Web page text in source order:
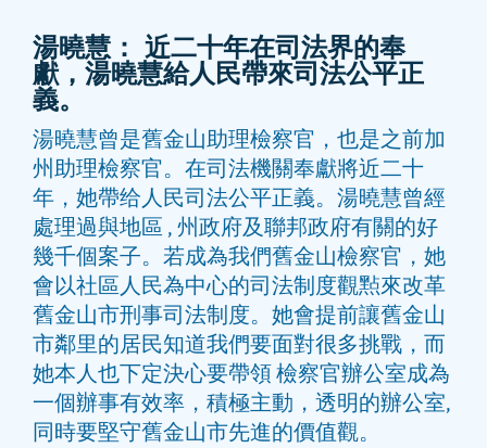
湯曉慧： 近二十年在司法界的奉
獻，湯曉慧給人民帶來司法公平正
義。
湯曉慧曾是舊金山助理檢察官，也是之前加
州助理檢察官。在司法機關奉獻將近二十
年，她帶给人民司法公平正義。湯曉慧曾經
處理過與地區 , 州政府及聯邦政府有關的好
幾千個案子。若成為我們舊金山檢察官，她
會以社區人民為中心的司法制度觀㸃來改革
舊金山市刑事司法制度。她會提前讓舊金山
市鄰里的居民知道我們要面對很多挑戰，而
她本人也下定決心要帶領 檢察官辦公室成為
一個辦事有效率，積極主動，透明的辦公室,
同時要堅守舊金山市先進的價值觀。